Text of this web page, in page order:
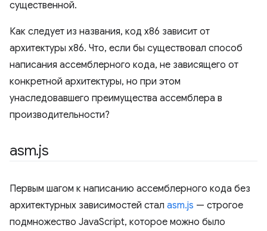
существенной.
Как следует из названия, код x86 зависит от
архитектуры x86. Что, если бы существовал способ
написания ассемблерного кода, не зависящего от
конкретной архитектуры, но при этом
унаследовавшего преимущества ассемблера в
производительности?
asm.js
Первым шагом к написанию ассемблерного кода без
архитектурных зависимостей стал asm.js — строгое
подмножество JavaScript, которое можно было